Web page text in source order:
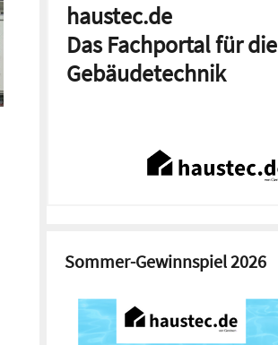
haustec.de
Das Fachportal für die
Gebäudetechnik
Sommer-Gewinnspiel 2026